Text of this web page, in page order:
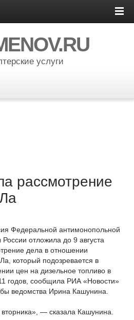
услуги
рассмотрение
Федеральной антимонопольной
отложила до 9 августа
дела в отношении
который подозревается в
цен на дизельное топливо в
годов, сообщила РИА «Новости»
ведомства Ирина Кашунина.
— сказала Кашунина.